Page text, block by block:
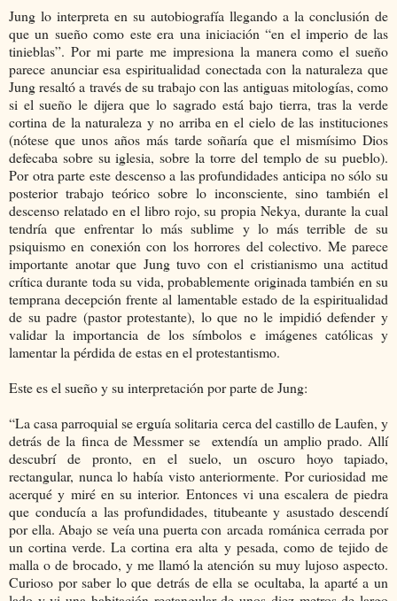
Jung lo interpreta en su autobiografía llegando a la conclusión de
que un sueño como este era una iniciación “en el imperio de las
tinieblas”. Por mi parte me impresiona la manera como el sueño
parece anunciar esa espiritualidad conectada con la naturaleza que
Jung resaltó a través de su trabajo con las antiguas mitologías, como
si el sueño le dijera que lo sagrado está bajo tierra, tras la verde
cortina de la naturaleza y no arriba en el cielo de las instituciones
(nótese que unos años más tarde soñaría que el mismísimo Dios
defecaba sobre su iglesia, sobre la torre del templo de su pueblo).
Por otra parte este descenso a las profundidades anticipa no sólo su
posterior trabajo teórico sobre lo inconsciente, sino también el
descenso relatado en el libro rojo, su propia Nekya, durante la cual
tendría que enfrentar lo más sublime y lo más terrible de su
psiquismo en conexión con los horrores del colectivo. Me parece
importante anotar que Jung tuvo con el cristianismo una actitud
crítica durante toda su vida, probablemente originada también en su
temprana decepción frente al lamentable estado de la espiritualidad
de su padre (pastor protestante), lo que no le impidió defender y
validar la importancia de los símbolos e imágenes católicas y
lamentar la pérdida de estas en el protestantismo.
Este es el sueño y su interpretación por parte de Jung:
“La casa parroquial se erguía solitaria cerca del castillo de Laufen, y
detrás de la finca de Messmer se extendía un amplio prado. Allí
descubrí de pronto, en el suelo, un oscuro hoyo tapiado,
rectangular, nunca lo había visto anteriormente. Por curiosidad me
acerqué y miré en su interior. Entonces vi una escalera de piedra
que conducía a las profundidades, titubeante y asustado descendí
por ella. Abajo se veía una puerta con arcada románica cerrada por
un cortina verde. La cortina era alta y pesada, como de tejido de
malla o de brocado, y me llamó la atención su muy lujoso aspecto.
Curioso por saber lo que detrás de ella se ocultaba, la aparté a un